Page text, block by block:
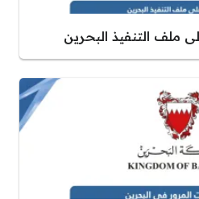
ملف التنفيذ البحرين